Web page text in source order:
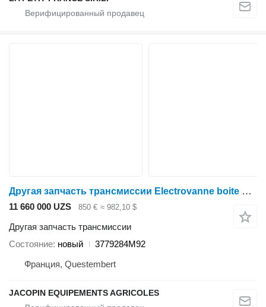
Другая запчасть трансмиссии Electrovanne boite de vitesse Full powershift 3779284M92 для минитрактора Massey Ferguson
11 660 000 UZS 850 € ≈ 982,10 $
Другая запчасть трансмиссии
Состояние новый
3779284M92
Франция, Questembert
JACOPIN EQUIPEMENTS AGRICOLES